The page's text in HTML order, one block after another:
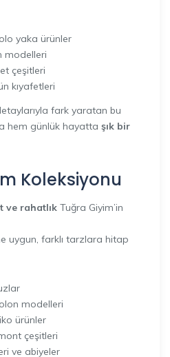
yaka ürünler
modelleri
çeşitleri
kıyafetleri
fark yaratan bu
hem günlük hayatta şık bir
Koleksiyonu
ve rahatlık Tuğra Giyim’in
uygun, farklı tarzlara hitap
modelleri
ürünler
çeşitleri
ve abiyeler